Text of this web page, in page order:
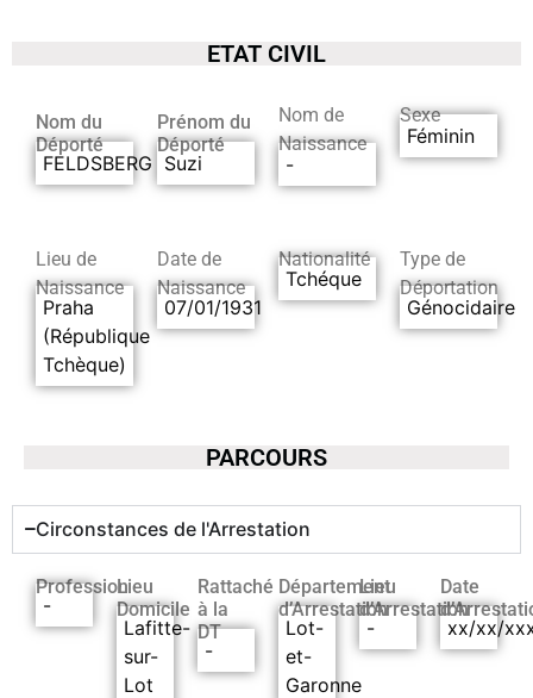
ETAT CIVIL
Nom du
Déporté
FELDSBERG
Prénom du
Déporté
Suzi
Nom de
Naissance
-
Sexe
Féminin
Lieu de
Naissance
Praha
(République
Tchèque)
Date de
Naissance
07/01/1931
Nationalité
Tchéque
Type de
Déportation
Génocidaire
PARCOURS
Circonstances de l'Arrestation
Profession
-
Lieu
Domicile
Lafitte-
sur-
Lot
Rattaché
à la
DT
-
Département
d’Arrestation
Lot-
et-
Garonne
Lieu
d’Arrestation
-
Date
xx/xx/